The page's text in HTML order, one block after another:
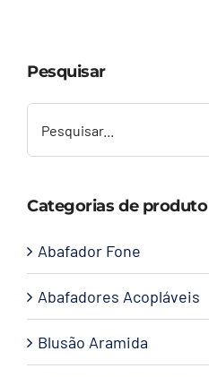
Contato
Pesquisar
Categorias de produto
Abafador Fone
Abafadores Acopláveis
Blusão Aramida